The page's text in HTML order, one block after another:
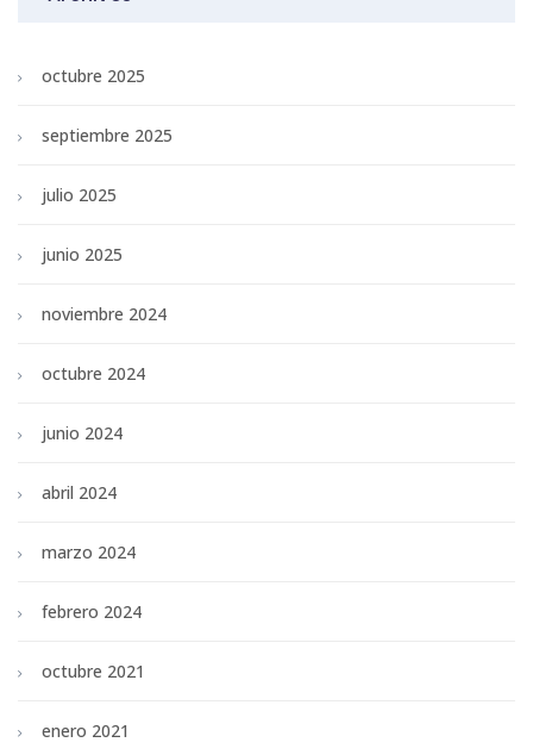
octubre 2025
septiembre 2025
julio 2025
junio 2025
noviembre 2024
octubre 2024
junio 2024
abril 2024
marzo 2024
febrero 2024
octubre 2021
enero 2021